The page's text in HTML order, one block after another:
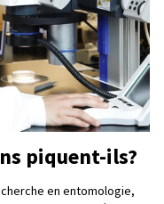
piquent-ils?
en entomologie,